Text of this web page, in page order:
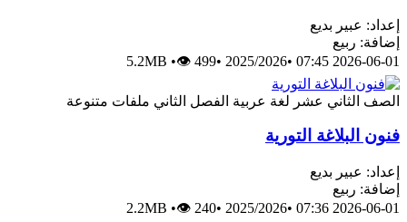
إعداد: عبير بديع
إضافة: ربيع
2026-06-01 07:45
•
2025/2026
•
5.2MB •👁 499
الصف الثاني عشر لغة عربية الفصل الثاني ملفات متنوعة
فنون البلاغة التورية
إعداد: عبير بديع
إضافة: ربيع
2026-06-01 07:36
•
2025/2026
•
2.2MB •👁 240